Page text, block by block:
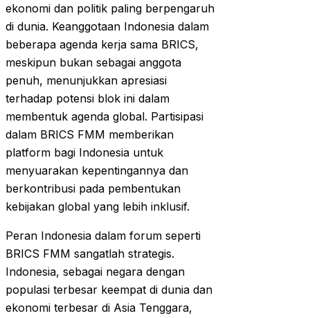
ekonomi dan politik paling berpengaruh
di dunia. Keanggotaan Indonesia dalam
beberapa agenda kerja sama BRICS,
meskipun bukan sebagai anggota
penuh, menunjukkan apresiasi
terhadap potensi blok ini dalam
membentuk agenda global. Partisipasi
dalam BRICS FMM memberikan
platform bagi Indonesia untuk
menyuarakan kepentingannya dan
berkontribusi pada pembentukan
kebijakan global yang lebih inklusif.
Peran Indonesia dalam forum seperti
BRICS FMM sangatlah strategis.
Indonesia, sebagai negara dengan
populasi terbesar keempat di dunia dan
ekonomi terbesar di Asia Tenggara,